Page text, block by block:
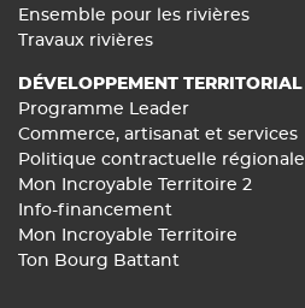
Ensemble pour les rivières
Travaux rivières
DÉVELOPPEMENT TERRITORIAL
Programme Leader
Commerce, artisanat et services
Politique contractuelle régionale
Mon Incroyable Territoire 2
Info-financement
Mon Incroyable Territoire
Ton Bourg Battant